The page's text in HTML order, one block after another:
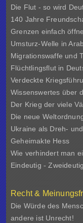
Die Flut - so wird
140 Jahre
Grenzen einfach
Umsturz-Welle in
Migrationswaffe und
Flüchtlingsflut in
Verdeckte
Wissenswertes über
Der Krieg der viele
Die neue
Ukraine als Dreh-
Geheimakte Hess
Wie verhindert man
Eindeutig -
Recht &
Die Würde des
andere ist Unrecht!